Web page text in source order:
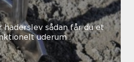
sådan får du et
uderum